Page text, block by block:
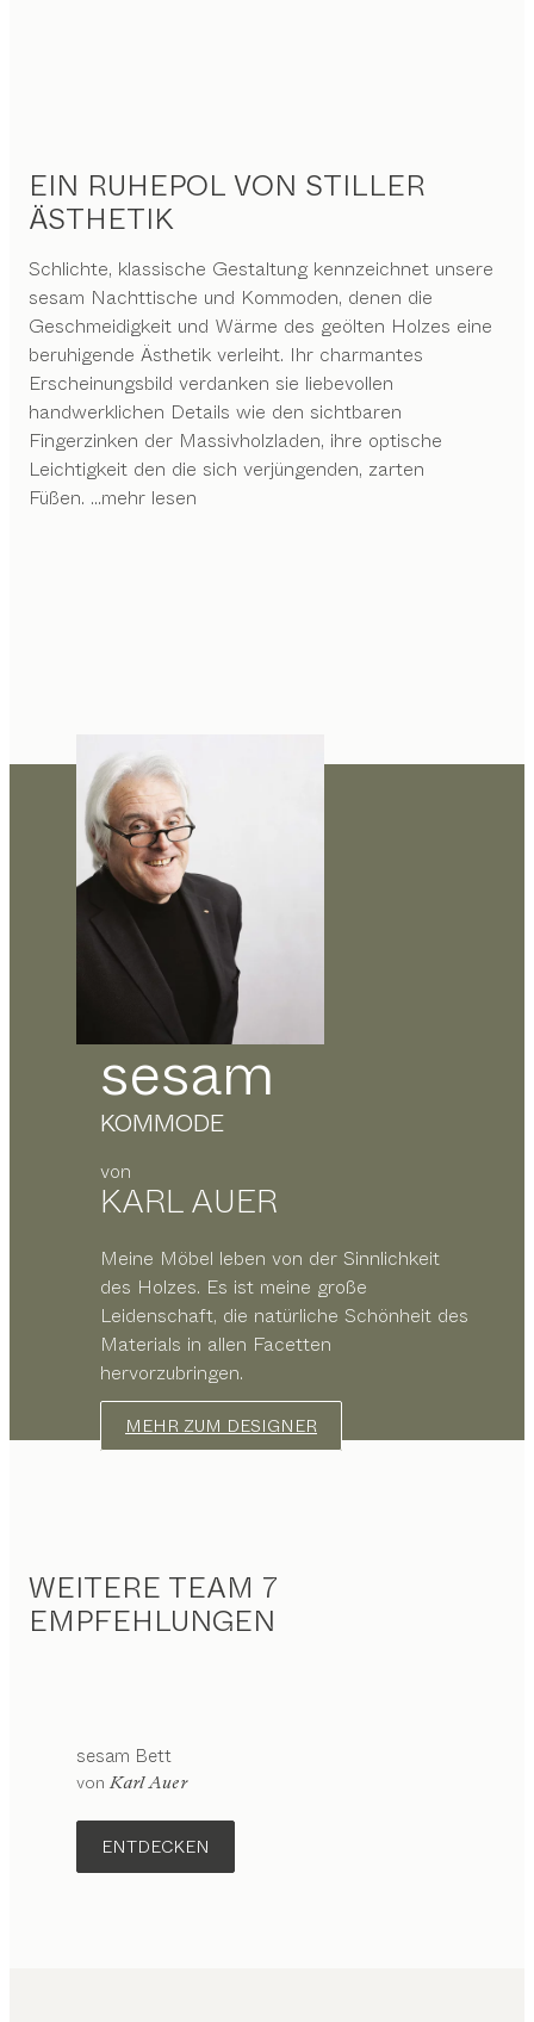
EIN RUHEPOL VON STILLER
ÄSTHETIK
Schlichte, klassische Gestaltung kennzeichnet unsere
sesam Nachttische und Kommoden, denen die
Geschmeidigkeit und Wärme des geölten Holzes eine
beruhigende Ästhetik verleiht. Ihr charmantes
Erscheinungsbild verdanken sie liebevollen
handwerklichen Details wie den sichtbaren
Fingerzinken der Massivholzladen, ihre optische
Leichtigkeit den die sich verjüngenden, zarten
Füßen. ...mehr lesen
sesam
KOMMODE
von
KARL AUER
Meine Möbel leben von der Sinnlichkeit
des Holzes. Es ist meine große
Leidenschaft, die natürliche Schönheit des
Materials in allen Facetten
hervorzubringen.
MEHR ZUM DESIGNER
WEITERE TEAM 7
EMPFEHLUNGEN
sesam Bett
von Karl Auer
ENTDECKEN